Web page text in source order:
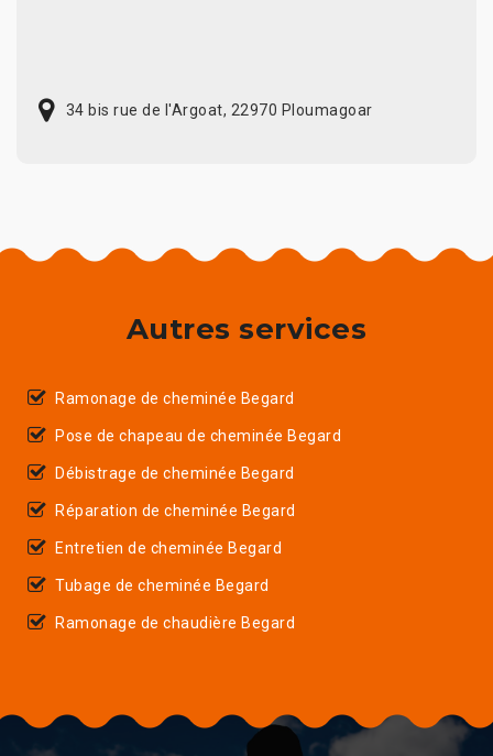
34 bis rue de l'Argoat, 22970 Ploumagoar
Autres services
Ramonage de cheminée Begard
Pose de chapeau de cheminée Begard
Débistrage de cheminée Begard
Réparation de cheminée Begard
Entretien de cheminée Begard
Tubage de cheminée Begard
Ramonage de chaudière Begard